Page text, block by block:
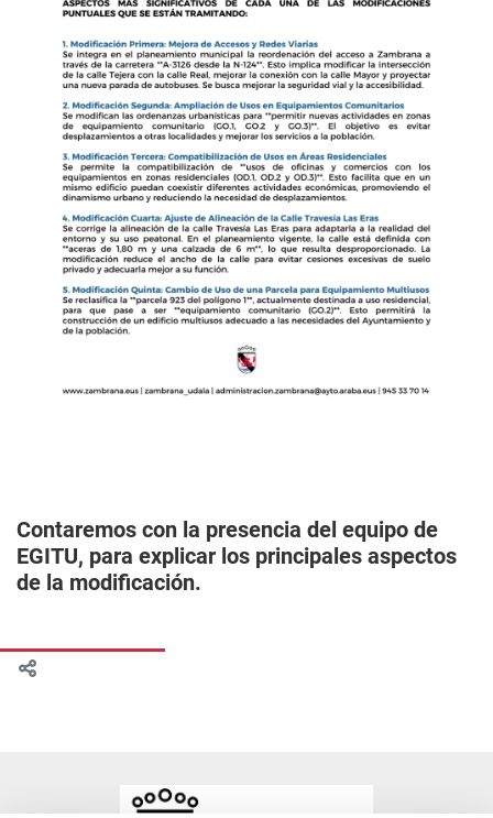
Contaremos con la presencia del equipo de
EGITU, para explicar los principales aspectos
de la modificación.